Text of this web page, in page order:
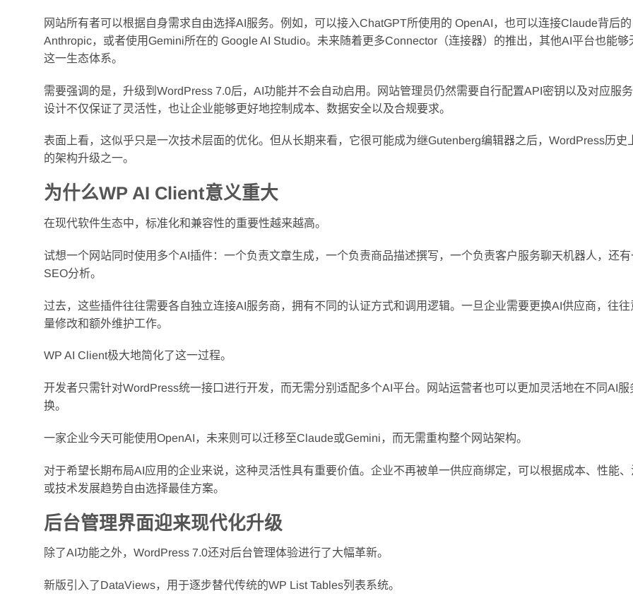
网站所有者可以根据自身需求自由选择AI服务。例如，可以接入ChatGPT所使用的 OpenAI，也可以连接Claude背后的
Anthropic，或者使用Gemini所在的 Google AI Studio。未来随着更多Connector（连接器）的推出，其他AI平台也能够
这一生态体系。
需要强调的是，升级到WordPress 7.0后，AI功能并不会自动启用。网站管理员仍然需要自行配置API密钥以及对应服
设计不仅保证了灵活性，也让企业能够更好地控制成本、数据安全以及合规要求。
表面上看，这似乎只是一次技术层面的优化。但从长期来看，它很可能成为继Gutenberg编辑器之后，WordPress历史
的架构升级之一。
为什么WP AI Client意义重大
在现代软件生态中，标准化和兼容性的重要性越来越高。
试想一个网站同时使用多个AI插件：一个负责文章生成，一个负责商品描述撰写，一个负责客户服务聊天机器人，还
SEO分析。
过去，这些插件往往需要各自独立连接AI服务商，拥有不同的认证方式和调用逻辑。一旦企业需要更换AI供应商，往
量修改和额外维护工作。
WP AI Client极大地简化了这一过程。
开发者只需针对WordPress统一接口进行开发，而无需分别适配多个AI平台。网站运营者也可以更加灵活地在不同AI服
换。
一家企业今天可能使用OpenAI，未来则可以迁移至Claude或Gemini，而无需重构整个网站架构。
对于希望长期布局AI应用的企业来说，这种灵活性具有重要价值。企业不再被单一供应商绑定，可以根据成本、性能
或技术发展趋势自由选择最佳方案。
后台管理界面迎来现代化升级
除了AI功能之外，WordPress 7.0还对后台管理体验进行了大幅革新。
新版引入了DataViews，用于逐步替代传统的WP List Tables列表系统。